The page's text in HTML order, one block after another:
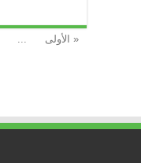
« الأولى ...